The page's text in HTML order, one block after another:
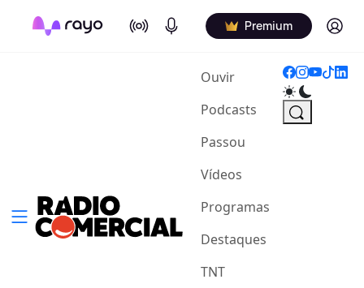
On Air Podcasts Premium Log in
Ouvir(current)
Podcasts
Passou
Vídeos
Programas
Destaques
TNT